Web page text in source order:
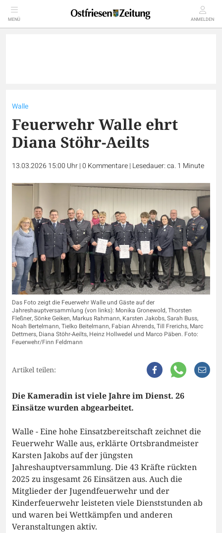
MENÜ ANMELDEN
Walle
Feuerwehr Walle ehrt
Diana Stöhr-Aeilts
13.03.2026 15:00 Uhr|0 Kommentare| Lesedauer: ca. 1 Minute
Das Foto zeigt die Feuerwehr Walle und Gäste auf der
Jahreshauptversammlung (von links): Monika Gronewold, Thorsten
Fleßner, Sönke Geiken, Markus Rahmann, Karsten Jakobs, Sarah Buss,
Noah Bertelmann, Tielko Beitelmann, Fabian Ahrends, Till Frerichs, Marc
Dettmers, Diana Stöhr-Aeilts, Heinz Hollwedel und Marco Päben. Foto:
Feuerwehr/Finn Feldmann
Artikel teilen:
Die Kameradin ist viele Jahre im Dienst. 26
Einsätze wurden abgearbeitet.
Walle - Eine hohe Einsatzbereitschaft zeichnet die
Feuerwehr Walle aus, erklärte Ortsbrandmeister
Karsten Jakobs auf der jüngsten
Jahreshauptversammlung. Die 43 Kräfte rückten
2025 zu insgesamt 26 Einsätzen aus. Auch die
Mitglieder der Jugendfeuerwehr und der
Kinderfeuerwehr leisteten viele Dienststunden ab
und waren bei Wettkämpfen und anderen
Veranstaltungen aktiv.